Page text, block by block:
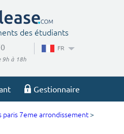
des étudiants
9h à 18h
FR
Gestionnaire
paris 7eme arrondissement>